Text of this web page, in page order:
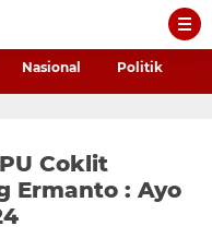
Nasional Politik
Coklit
Ermanto : Ayo